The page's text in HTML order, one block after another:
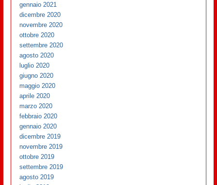
gennaio 2021
dicembre 2020
novembre 2020
ottobre 2020
settembre 2020
agosto 2020
luglio 2020
giugno 2020
maggio 2020
aprile 2020
marzo 2020
febbraio 2020
gennaio 2020
dicembre 2019
novembre 2019
ottobre 2019
settembre 2019
agosto 2019